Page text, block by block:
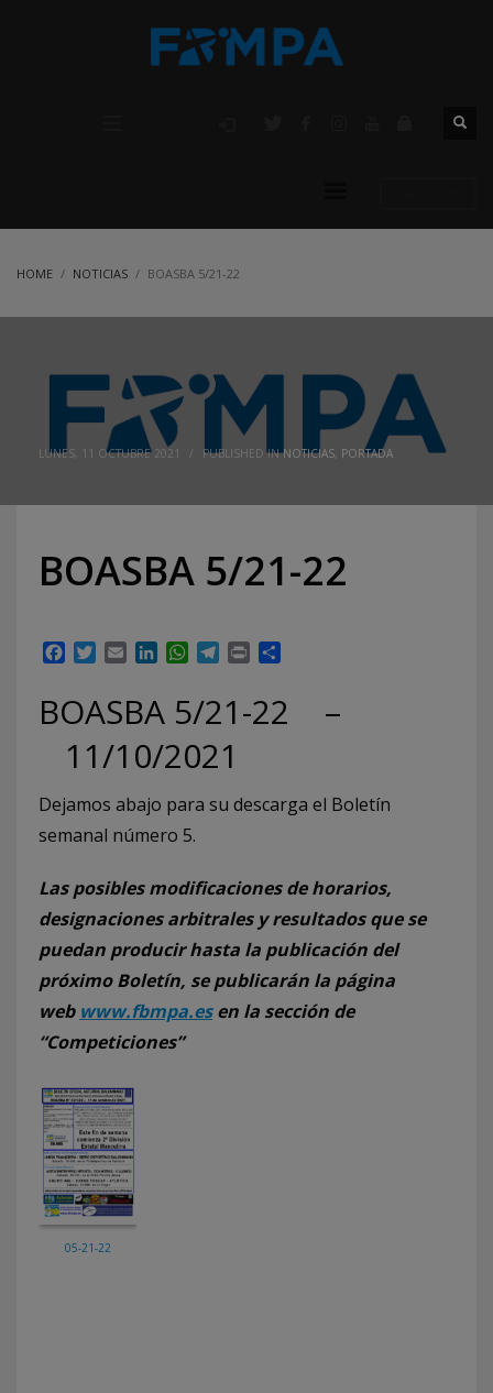
HOME NOTICIAS BOASBA 5/21-22
LUNES, 11 OCTUBRE 2021 / PUBLISHED INNOTICIAS PORTADA
BOASBA 5/21-22
Facebook
TwitterEmailLinkedInWhatsApp
Telegram
Print
BOASBA 5/21-22 –
11/10/2021
Dejamos abajo para su descarga el Boletín
semanal número 5.
Las posibles modificaciones de horarios,
designaciones arbitrales y resultados que se
puedan producir hasta la publicación del
próximo Boletín, se publicarán la página
web www.fbmpa.esen la sección de
“Competiciones”
05-21-22